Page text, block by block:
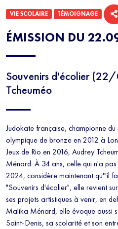
ÉMISSION DU
Souvenirs d'écolier
Tcheuméo
Judokate française, championne
olympique de bronze en 2012 à
Jeux de Rio en 2016, Audrey
Ménard. À 34 ans, celle qui n'a
2024, considère maintenant qu'"il
"Souvenirs d'écolier", elle revient
ses projets artistiques à venir, en
Malika Ménard, elle évoque aussi
Saint-Denis, sa scolarité et son
VIE SCOLAIRE TÉMOIGNAGE